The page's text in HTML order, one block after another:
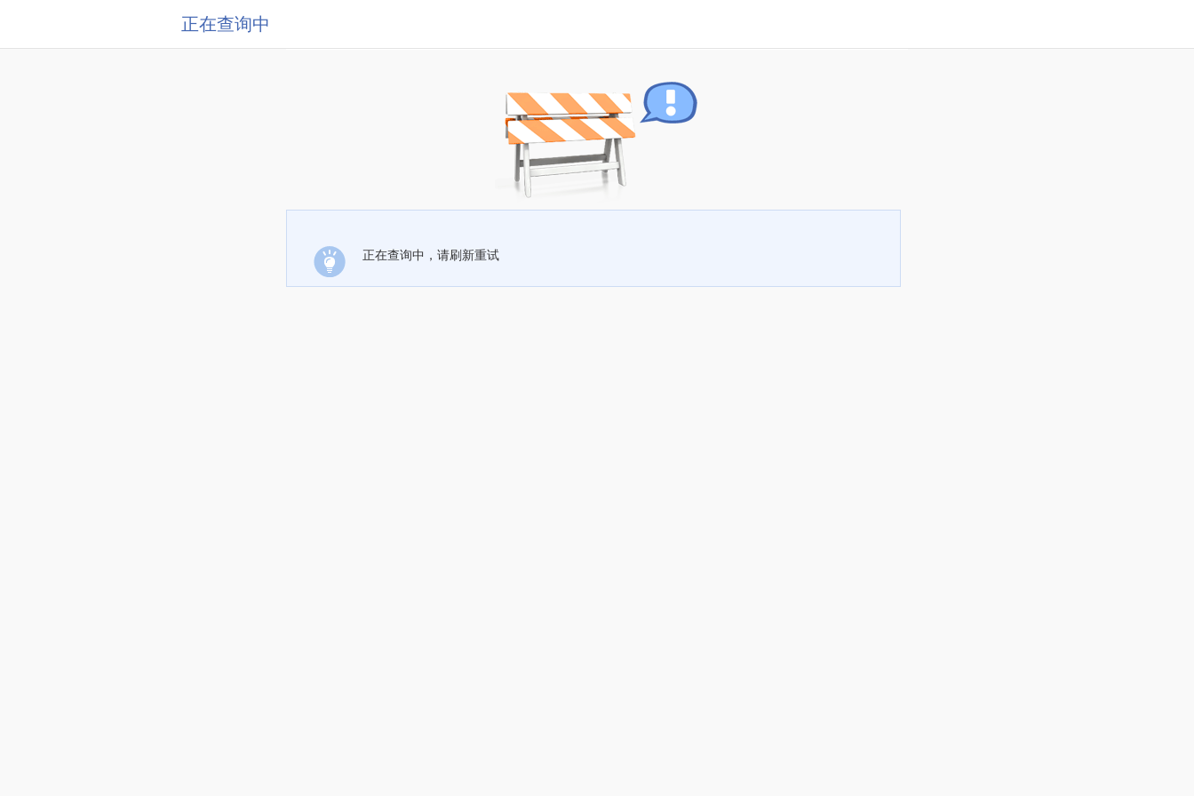
正在查询中
正在查询中，请刷新重试